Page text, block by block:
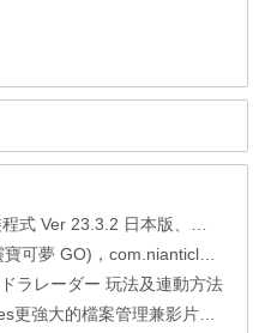
、港台版… (PAD Radar) (.apk) (.xapk)
(.apk) (.xapk)
ラレーダー 玩法及連動方法
大的檔案管理兼影片轉檔工具